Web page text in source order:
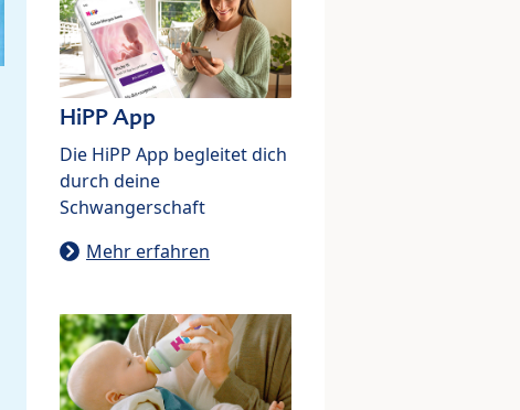
HiPP App
Die HiPP App begleitet dich
durch deine
Schwangerschaft
Mehr erfahren